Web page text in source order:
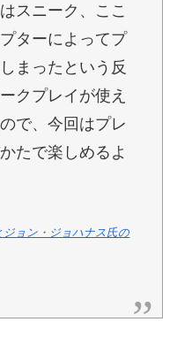
スニーク、ここ
ターによってプ
まったという反
クプレイが使え
で、今回はプレ
たで楽しめるよ
ジョン・ジョハナス氏の